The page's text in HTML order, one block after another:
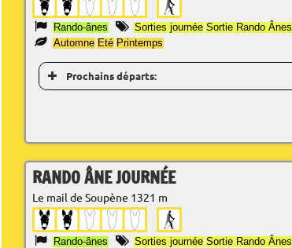
Rando-ânes Sorties journée Sortie Rando Ânes
Automne Eté Printemps
Prochains départs:
RANDO ÂNE JOURNÉE
Le mail de Soupène 1321 m
Rando-ânes Sorties journée Sortie Rando Ânes